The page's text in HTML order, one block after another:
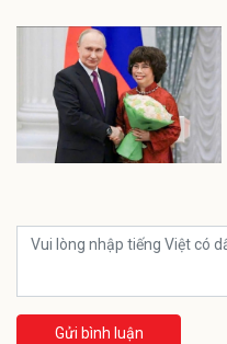
Gửi bình luận